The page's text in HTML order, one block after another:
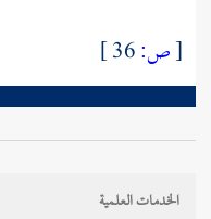
[ص:
الخدمات العلمية